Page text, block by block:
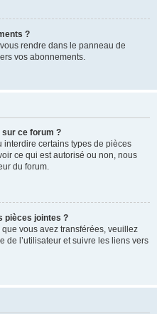
?
rendre dans le panneau de
vos abonnements.
ce forum ?
certains types de pièces
ce qui est autorisé ou non, nous
du forum.
pièces jointes ?
vous avez transférées, veuillez
de l’utilisateur et suivre les liens vers